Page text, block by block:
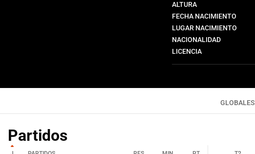
ALTURA
FECHA NACIMIENTO
LUGAR NACIMIENTO
NACIONALIDAD
LICENCIA
GLOBALES
Partidos